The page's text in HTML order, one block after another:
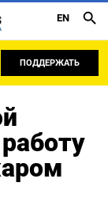
EN
ПОДДЕРЖАТЬ